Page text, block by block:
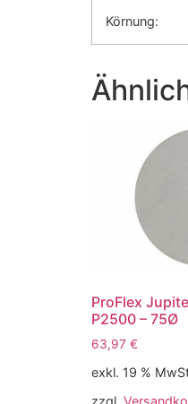
Körnung:
ProFlex
P2500 – 75Ø
63,97 €
exkl. 19 %